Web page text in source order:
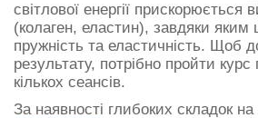
світлової енергії прискорюється
(колаген, еластин), завдяки яким
пружність та еластичність. Щоб
результату, потрібно пройти курс
кількох сеансів.
За наявності глибоких складок на